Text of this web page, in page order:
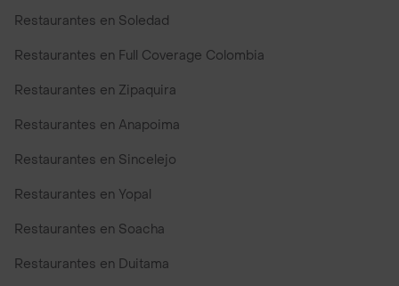
Restaurantes en Soledad
Restaurantes en Full Coverage Colombia
Restaurantes en Zipaquira
Restaurantes en Anapoima
Restaurantes en Sincelejo
Restaurantes en Yopal
Restaurantes en Soacha
Restaurantes en Duitama